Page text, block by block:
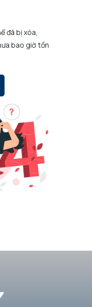
đã bị xóa,
bao giờ tồn